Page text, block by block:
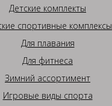
Детские комплекты
спортивные комплексы
Для плавания
Для фитнеса
Зимний ассортимент
Игровые виды спорта